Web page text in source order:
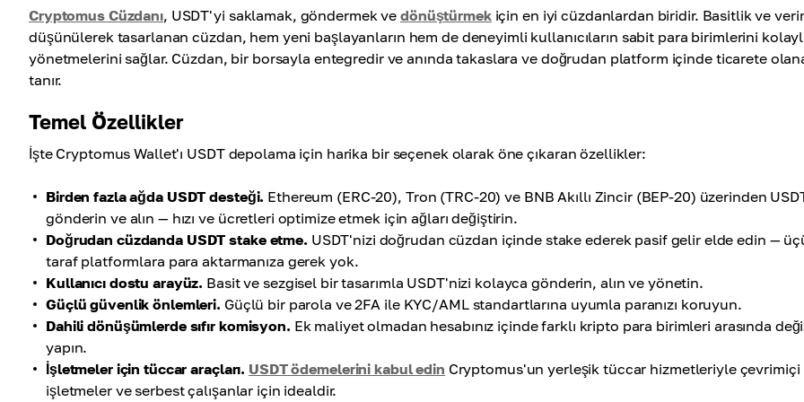
Cryptomus Cüzdanı, USDT'yi saklamak, göndermek vedönüştürmekiçin en iyi cüzdanlardan biridir. Basitlik ve
düşünülerek tasarlanan cüzdan, hem yeni başlayanların hem de deneyimli kullanıcıların sabit para birimlerini
yönetmelerini sağlar. Cüzdan, bir borsayla entegredir ve anında takaslara ve doğrudan platform içinde ticarete
tanır.
Temel Özellikler
İşte Cryptomus Wallet'ı USDT depolama için harika bir seçenek olarak öne çıkaran özellikler:
Birden fazla ağda USDT desteği. Ethereum (ERC-20), Tron (TRC-20) ve BNB Akıllı Zincir (BEP-20) üzerinden
gönderin ve alın — hızı ve ücretleri optimize etmek için ağları değiştirin.
Doğrudan cüzdanda USDT stake etme. USDT'nizi doğrudan cüzdan içinde stake ederek pasif gelir elde edin —
taraf platformlara para aktarmanıza gerek yok.
Kullanıcı dostu arayüz. Basit ve sezgisel bir tasarımla USDT'nizi kolayca gönderin, alın ve yönetin.
Güçlü güvenlik önlemleri. Güçlü bir parola ve 2FA ile KYC/AML standartlarına uyumla paranızı koruyun.
Dahili dönüşümlerde sıfır komisyon. Ek maliyet olmadan hesabınız içinde farklı kripto para birimleri arasında
yapın.
İşletmeler için tüccar araçları. USDT ödemelerini kabul edin Cryptomus'un yerleşik tüccar hizmetleriyle çevrimiçi
işletmeler ve serbest çalışanlar için idealdir.